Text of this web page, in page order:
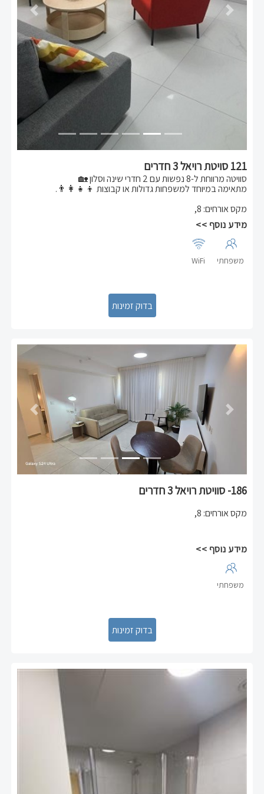
Previous Next
121 סויטת רויאל 3 חדרים
סוויטה מרווחת ל-8 נפשות עם 2 חדרי שינה וסלון 🏡
מתאימה במיוחד למשפחות גדולות או קבוצות 👨‍👩‍👧‍👦.
✅ בכל חדר שינה מיטה זוגית 🛏️
✅ בסלון 2 ספות נפתחות 🛋️🛏️
✅ מטבחון מאובזר לנוחות מלאה 🍳
✅ מכונת כביסה לשהות נוחה וארוכה 🧺
סוויטה נוחה ומזמינה לשהייה איכותית באווירה ביתית 🌟.
מקס אורחים:
8
,
מידע נוסף >>
משפחתי WiFi
Previous Next
186- סוויטת רויאל 3 חדרים
מקס אורחים:
8
,
מידע נוסף >>
משפחתי